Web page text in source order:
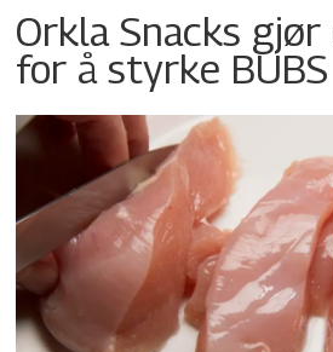
Orkla Snacks gjør
for å styrke BUBS